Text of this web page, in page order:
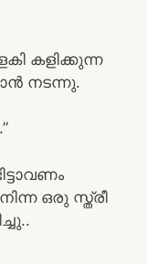
കളിക്കുന്ന
നടന്നു.
ഒരു സ്ത്രീ